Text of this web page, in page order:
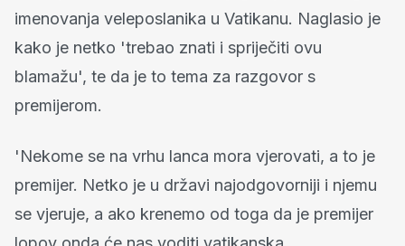
imenovanja veleposlanika u Vatikanu. Naglasio je
kako je netko 'trebao znati i spriječiti ovu
blamažu', te da je to tema za razgovor s
premijerom.
'Nekome se na vrhu lanca mora vjerovati, a to je
premijer. Netko je u državi najodgovorniji i njemu
se vjeruje, a ako krenemo od toga da je premijer